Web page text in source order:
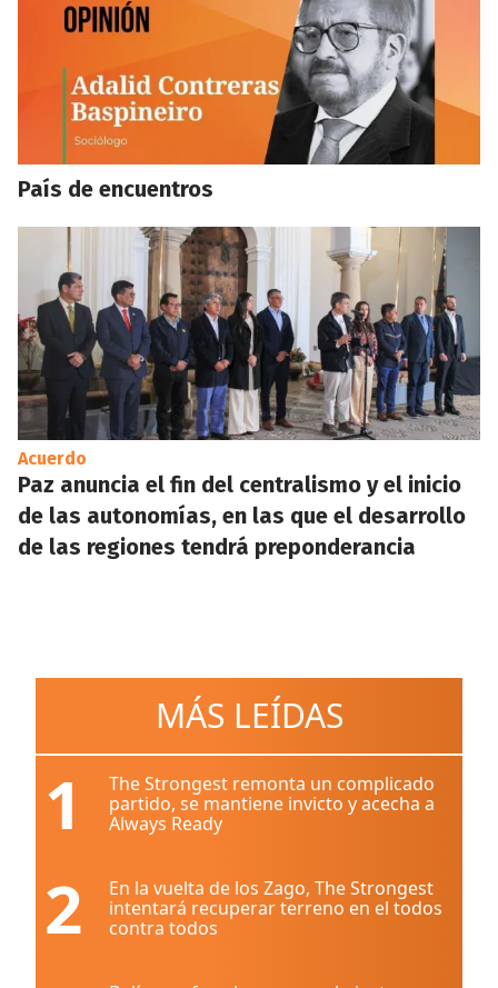
País de encuentros
Acuerdo
Paz anuncia el fin del centralismo y el inicio
de las autonomías, en las que el desarrollo
de las regiones tendrá preponderancia
MÁS LEÍDAS
1
The Strongest remonta un complicado
partido, se mantiene invicto y acecha a
Always Ready
2
En la vuelta de los Zago, The Strongest
intentará recuperar terreno en el todos
contra todos